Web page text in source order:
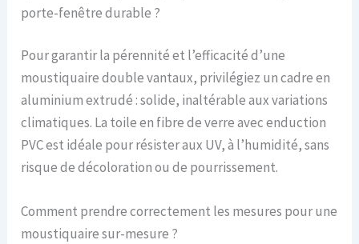
porte-fenêtre durable ?
Pour garantir la pérennité et l’efficacité d’une
moustiquaire double vantaux, privilégiez un cadre en
aluminium extrudé : solide, inaltérable aux variations
climatiques. La toile en fibre de verre avec enduction
PVC est idéale pour résister aux UV, à l’humidité, sans
risque de décoloration ou de pourrissement.
Comment prendre correctement les mesures pour une
moustiquaire sur-mesure ?